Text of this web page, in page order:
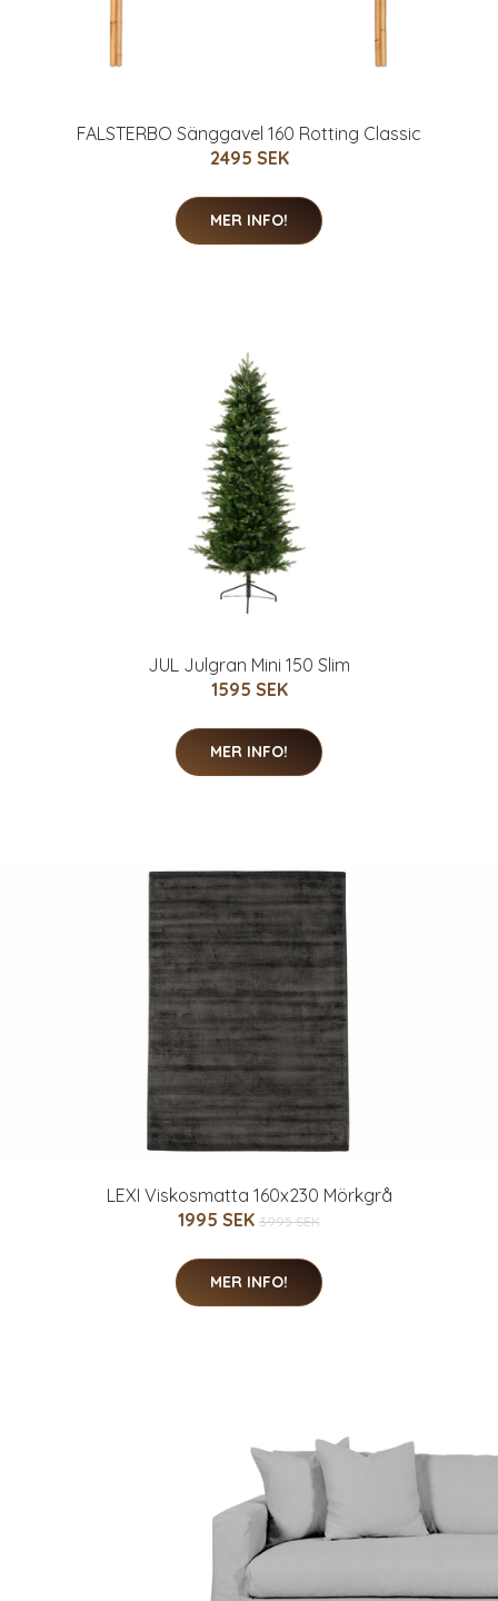
FALSTERBO Sänggavel 160 Rotting Classic
2495 SEK
MER INFO!
JUL Julgran Mini 150 Slim
1595 SEK
MER INFO!
LEXI Viskosmatta 160x230 Mörkgrå
1995 SEK 3995 SEK
MER INFO!